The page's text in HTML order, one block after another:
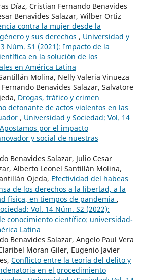
Díaz, Cristian Fernando Benavides
Benavides Salazar, Wilber Ortiz
contra la mujer desde la
y sus derechos , Universidad y
Núm. S1 (2021): Impacto de la
en la solución de los
en América Latina
Molina, Nelly Valeria Vinueza
Benavides Salazar, Salvatore
Drogas, tráfico y crimen
detonante de actos violentos en las
, Universidad y Sociedad: Vol. 14
por el impacto
y social de nuestras
Benavides Salazar, Julio Cesar
Alberto Leonel Santillán Molina,
Ojeda, Efectividad del habeas
de los derechos a la libertad, a la
física, en tiempos de pandemia ,
Vol. 14 Núm. S2 (2022):
conocimiento científico: universidad-
Latina
Benavides Salazar, Angelo Paul Vera
Moran Giler, Eugenio Javier
Conflicto entre la teoría del delito y
en el procedimiento